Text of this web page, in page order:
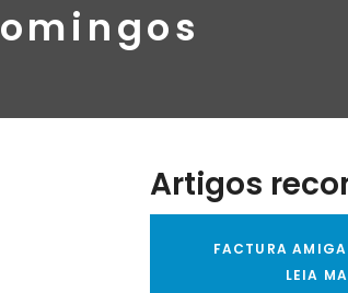
Artigos
FACTURA
LEIA